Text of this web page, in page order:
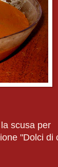
scusa per
"Dolci di